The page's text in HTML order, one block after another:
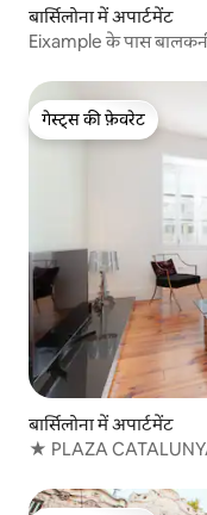
बार्सिलोना में अपार्टमेंट
Eixample के पास
गेस्ट्स की फ़ेवरेट
गेस्ट्स की फ़ेवरेट
बार्सिलोना में अपार्टमेंट
★ PLAZA